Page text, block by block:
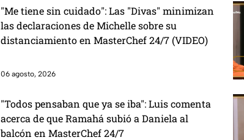
"Me tiene sin cuidado": Las "Divas" minimizan
las declaraciones de Michelle sobre su
distanciamiento en MasterChef 24/7 (VIDEO)
06 agosto, 2026
"Todos pensaban que ya se iba": Luis comenta
acerca de que Ramahá subió a Daniela al
balcón en MasterChef 24/7